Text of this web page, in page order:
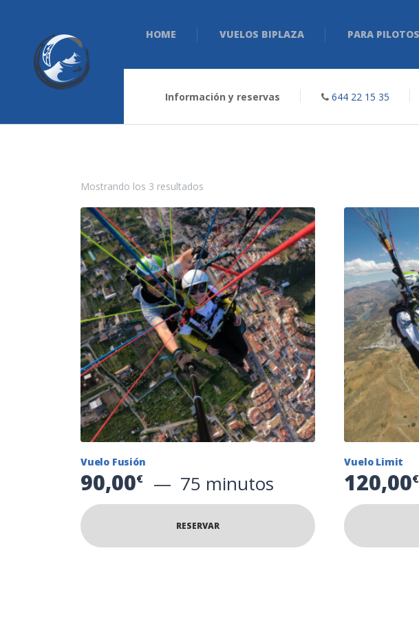
HOME VUELOS BIPLAZA PARA PILOTOS
Información y reservas 644 22 15 35
Mostrando los 3 resultados
Vuelo Fusión
90,00€ 75 minutos
RESERVAR
Vuelo Limit
120,00€